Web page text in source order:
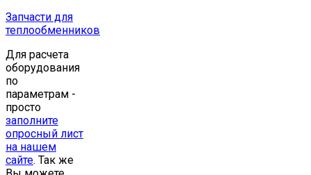
Запчасти для
теплообменников
Для расчета
оборудования
по
параметрам -
просто
заполните
опросный лист
на нашем
сайте. Так же